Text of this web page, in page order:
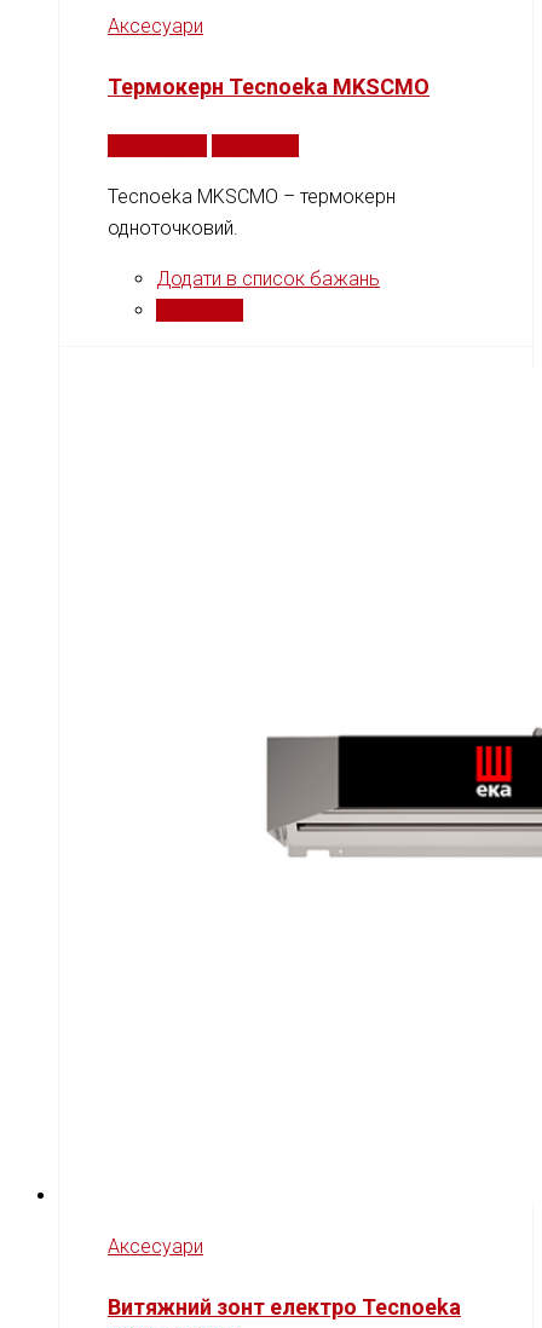
Аксесуари
Термокерн Tecnoeka MKSCMO
Tecnoeka MKSCMO – термокерн
одноточковий.
Додати в список бажань
Аксесуари
Витяжний зонт електро Tecnoeka